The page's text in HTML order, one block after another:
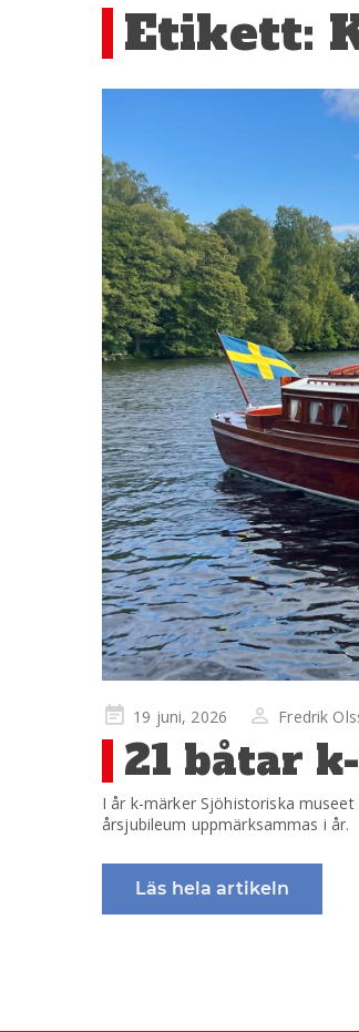
Etikett:
Publicerad
på
19 juni, 2026 Fredrik
21 båtar
I år k-märker Sjöhistoriska
årsjubileum uppmärksammas i år.
Läs hela artikeln